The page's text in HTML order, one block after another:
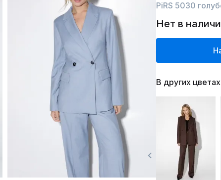
PiRS 5030
Нет в
В других цветах